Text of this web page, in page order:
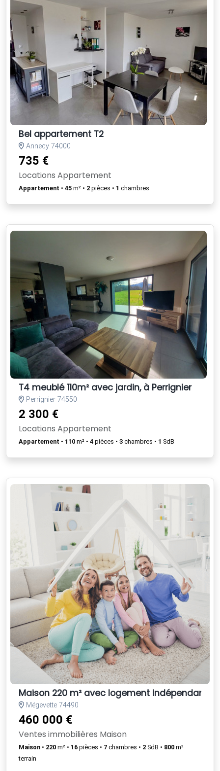
Bel appartement T2
Annecy 74000
735 €
Locations Appartement
Appartement • 45 m² • 2 pièces • 1 chambres
T4 meublé 110m² avec jardin, à Perrignier
Perrignier 74550
2 300 €
Locations Appartement
Appartement • 110 m² • 4 pièces • 3 chambres • 1 SdB
Maison 220 m² avec logement indépendant
Mégevette 74490
460 000 €
Ventes immobilières Maison
Maison • 220 m² • 16 pièces • 7 chambres • 2 SdB • 800 m²
terrain